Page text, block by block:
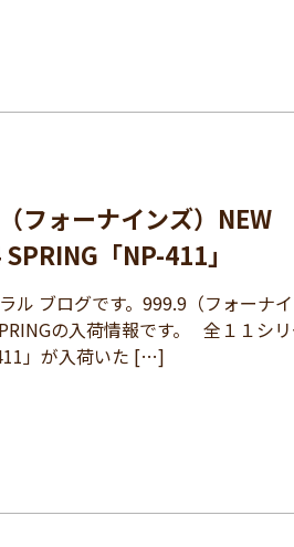
フォーナインズ）NEW
「NP-411」
ブログです。999.9（フォーナイ
の入荷情報です。 全１１シ
」が入荷いた […]